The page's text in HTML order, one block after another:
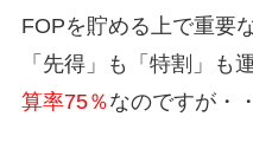
FOPを貯める上で重要
「先得」も「特割」も
算率75％なのですが・